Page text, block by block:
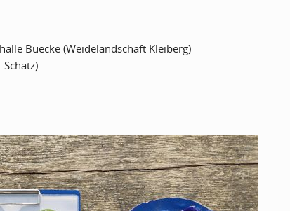
Büecke (Weidelandschaft Kleiberg)